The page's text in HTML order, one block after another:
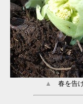
▲ 春を告